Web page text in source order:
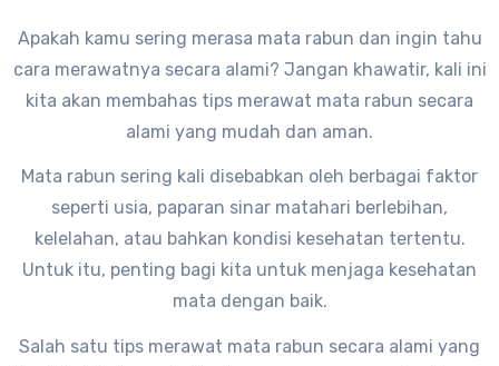
Apakah kamu sering merasa mata rabun dan ingin tahu
cara merawatnya secara alami? Jangan khawatir, kali ini
kita akan membahas tips merawat mata rabun secara
alami yang mudah dan aman.
Mata rabun sering kali disebabkan oleh berbagai faktor
seperti usia, paparan sinar matahari berlebihan,
kelelahan, atau bahkan kondisi kesehatan tertentu.
Untuk itu, penting bagi kita untuk menjaga kesehatan
mata dengan baik.
Salah satu tips merawat mata rabun secara alami yang